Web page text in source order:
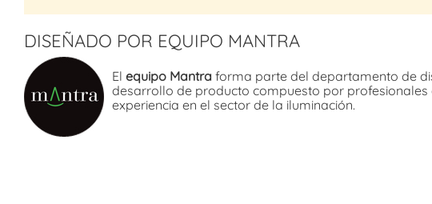
DISEÑADO POR EQUIPO MANTRA
El equipo Mantra forma parte del departamento de
desarrollo de producto compuesto por profesionales
experiencia en el sector de la iluminación.